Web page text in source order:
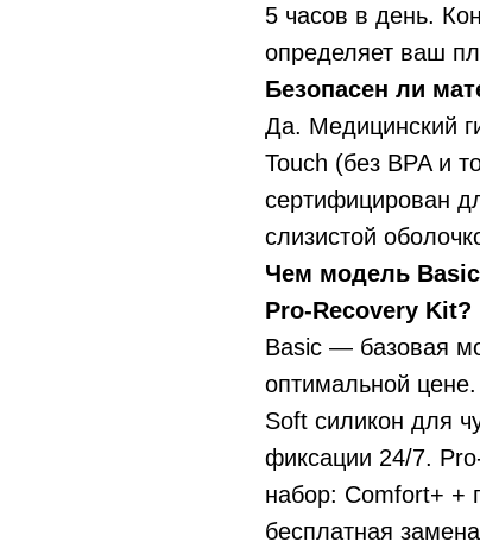
5 часов в день.
определяет ваш
Безопасен ли
Да. Медицинский
Touch (без BPA и
сертифицирован
слизистой
Чем модель
Pro-Recovery Kit?
Basic — базовая
оптимальной
Soft силикон для
фиксации 24/7.
набор: Comfort+ +
бесплатная